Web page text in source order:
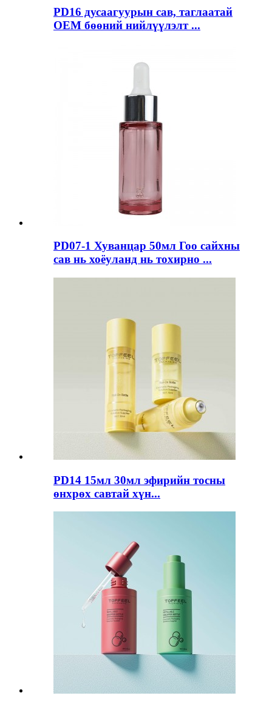
PD16 дусаагуурын сав, таглаатай
OEM бөөний нийлүүлэлт ...
PD07-1 Хуванцар 50мл Гоо сайхны
сав нь хоёуланд нь тохирно ...
PD14 15мл 30мл эфирийн тосны
өнхрөх савтай хүн...